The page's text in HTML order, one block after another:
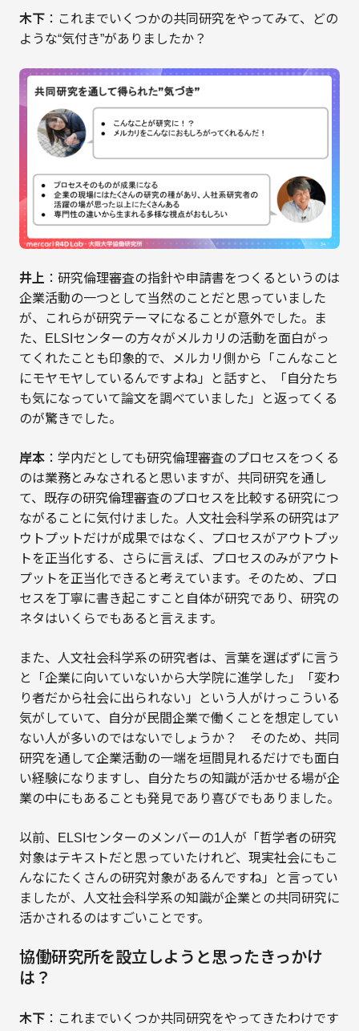
木下：これまでいくつかの共同研究をやってみて、どの
ような“気付き”がありましたか？
井上 ：研究倫理審査の指針や申請書をつくるというのは
企業活動の一つとして当然のことだと思っていました
が、これらが研究テーマになることが意外でした。ま
た、ELSIセンターの方々がメルカリの活動を面白がっ
てくれたことも印象的で、メルカリ側から「こんなこと
にモヤモヤしているんですよね」と話すと、「自分たち
も気になっていて論文を調べていました」と返ってくる
のが驚きでした。
岸本：学内だとしても研究倫理審査のプロセスをつくる
のは業務とみなされると思いますが、共同研究を通し
て、既存の研究倫理審査のプロセスを比較する研究につ
ながることに気付けました。人文社会科学系の研究はア
ウトプットだけが成果ではなく、プロセスがアウトプッ
トを正当化する、さらに言えば、プロセスのみがアウト
プットを正当化できると考えています。そのため、プロ
セスを丁寧に書き起こすこと自体が研究であり、研究の
ネタはいくらでもあると言えます。
また、人文社会科学系の研究者は、言葉を選ばずに言う
と「企業に向いていないから大学院に進学した」「変わ
り者だから社会に出られない」という人がけっこういる
気がしていて、自分が民間企業で働くことを想定してい
ない人が多いのではないでしょうか？ そのため、共同
研究を通して企業活動の一端を垣間見れるだけでも面白
い経験になりますし、自分たちの知識が活かせる場が企
業の中にもあることも発見であり喜びでもありました。
以前、ELSIセンターのメンバーの1人が「哲学者の研究
対象はテキストだと思っていたけれど、現実社会にもこ
んなにたくさんの研究対象があるんですね」と言ってい
ましたが、人文社会科学系の知識が企業との共同研究に
活かされるのはすごいことです。
協働研究所を設立しようと思ったきっかけ
は？
木下：これまでいくつか共同研究をやってきたわけです